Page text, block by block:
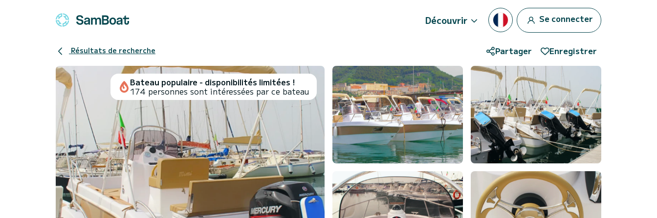
Découvrir Se connecter
Résultats de recherche Partager Enregistrer
Bateau populaire - disponibilités limitées !
174 personnes sont intéressées par ce bateau